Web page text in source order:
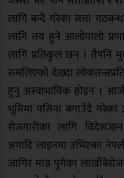
लागि बन्दै गरेका सत्ता
लागि तय हुने आलोपालो
लागि प्रतिकुल छन् । तैपनि
रुमलिएको देख्दा
हुनु अस्वाभाविक होइन ।
भूमिमा पसिना बगाउँदै
रोजगारीका लागि
अगाडि लाइनमा उभिएका
जागिर माग्न पुगेका